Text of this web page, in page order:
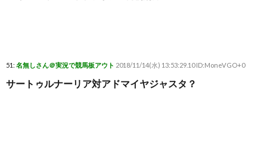
51: 名無しさん＠実況で競馬板アウト 2018/11/14(水) 13:53:29.10 ID:MoneVGO+0
サートゥルナーリア対アドマイヤジャスタ？